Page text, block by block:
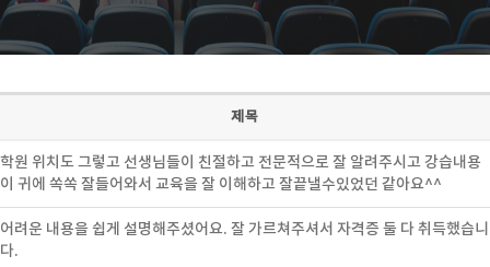
제목
학원 위치도 그렇고 선생님들이 친절하고 전문적으로 잘 알려주시고 강습내용
이 귀에 쏙쏙 잘들어와서 교육을 잘 이해하고 잘끝낼수있었던 같아요^^
어려운 내용을 쉽게 설명해주셨어요. 잘 가르쳐주셔서 자격증 둘 다 취득했습니
다.